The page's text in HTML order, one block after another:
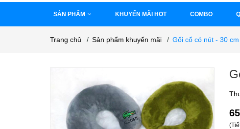
SẢN PHẨM KHUYẾN MÃI HOT COMBO
Trang chủ / Sản phẩm khuyến mãi / Gối cổ có nút - 30 cm